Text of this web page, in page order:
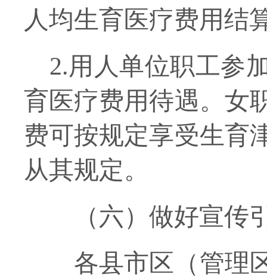
人均生育医疗费用结
2.用人单位职工参
育医疗费用待遇。 女
费可按规定享受生育
从其规定。
（六）做好宣传
各县市区（管理